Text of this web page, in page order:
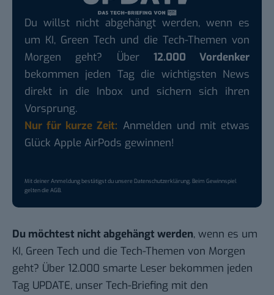
Du willst nicht abgehängt werden, wenn es
um KI, Green Tech und die Tech-Themen von
Morgen geht? Über 12.000 Vordenker
bekommen jeden Tag die wichtigsten News
direkt in die Inbox und sichern sich ihren
Vorsprung.
Nur für kurze Zeit: Anmelden und mit etwas
Glück Apple AirPods gewinnen!
Mit deiner Anmeldung bestätigst du unsereDatenschutzerklärung. Beim Gewinnspiel
gelten dieAGB.
Du möchtest nicht abgehängt werden, wenn es um
KI, Green Tech und die Tech-Themen von Morgen
geht? Über 12.000 smarte Leser bekommen jeden
Tag UPDATE, unser Tech-Briefing mit den